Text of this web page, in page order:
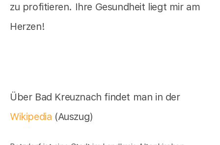
zu profitieren. Ihre Gesundheit liegt mir am
Herzen!
Über Bad Kreuznach findet man in der
Wikipedia (Auszug)